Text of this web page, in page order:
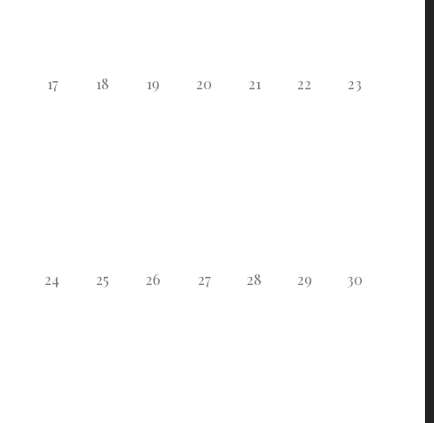
17 18 19 20 21 22 23
24 25 26 27 28 29 30